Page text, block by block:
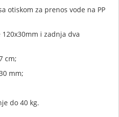
otiskom za prenos vode na PP
i zadnja dva
cm;
mm;
do 40 kg.